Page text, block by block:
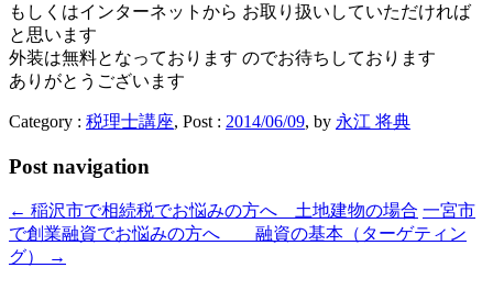
もしくはインターネットから お取り扱いしていただければ
と思います
外装は無料となっております のでお待ちしております
ありがとうございます
Category : 税理士講座, Post : 2014/06/09, by 永江 将典
Post navigation
← 稲沢市で相続税でお悩みの方へ 土地建物の場合 一宮市
で創業融資でお悩みの方へ 融資の基本（ターゲティン
グ）
→